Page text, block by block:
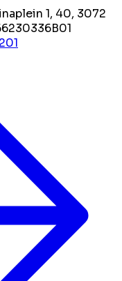
1, 40, 3072